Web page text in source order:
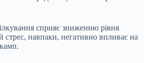
сприяє зниженню рівня
стрес, навпаки, негативно впливає на